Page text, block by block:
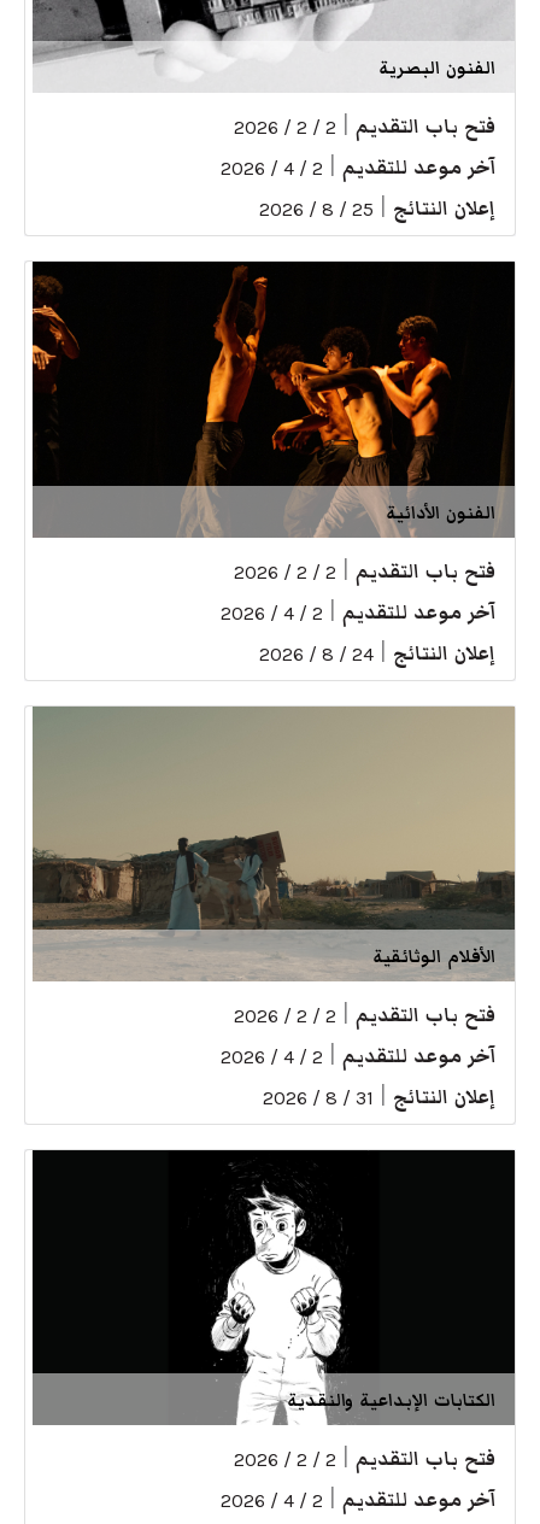
الفنون البصرية
فتح باب التقديم 2 / 2 / 2026
آخر موعد للتقديم 2 / 4 / 2026
إعلان النتائج 25 / 8 / 2026
الفنون الأدائية
فتح باب التقديم 2 / 2 / 2026
آخر موعد للتقديم 2 / 4 / 2026
إعلان النتائج 24 / 8 / 2026
الأفلام الوثائقية
فتح باب التقديم 2 / 2 / 2026
آخر موعد للتقديم 2 / 4 / 2026
إعلان النتائج 31 / 8 / 2026
الكتابات الإبداعية والنقدية
فتح باب التقديم 2 / 2 / 2026
آخر موعد للتقديم 2 / 4 / 2026